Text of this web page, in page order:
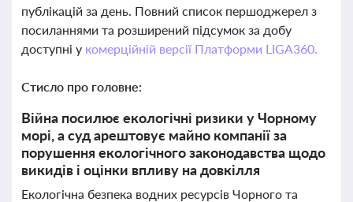
публікацій за день. Повний список першоджерел з
посиланнями та розширений підсумок за добу
доступні у комерційній версії Платформи LIGA360.
Стисло про головне:
Війна посилює екологічні ризики у Чорному
морі, а суд арештовує майно компанії за
порушення екологічного законодавства щодо
викидів і оцінки впливу на довкілля
Екологічна безпека водних ресурсів Чорного та